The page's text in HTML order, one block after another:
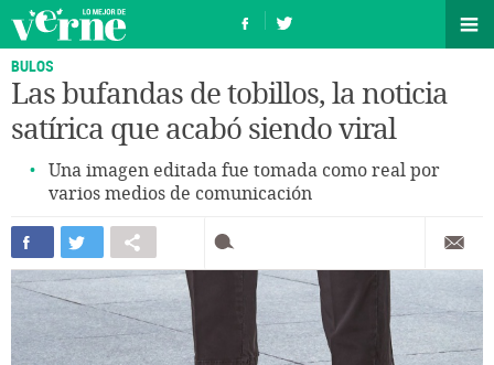
BULOS
Las bufandas de tobillos, la noticia
satírica que acabó siendo viral
Una imagen editada fue tomada como real por
varios medios de comunicación